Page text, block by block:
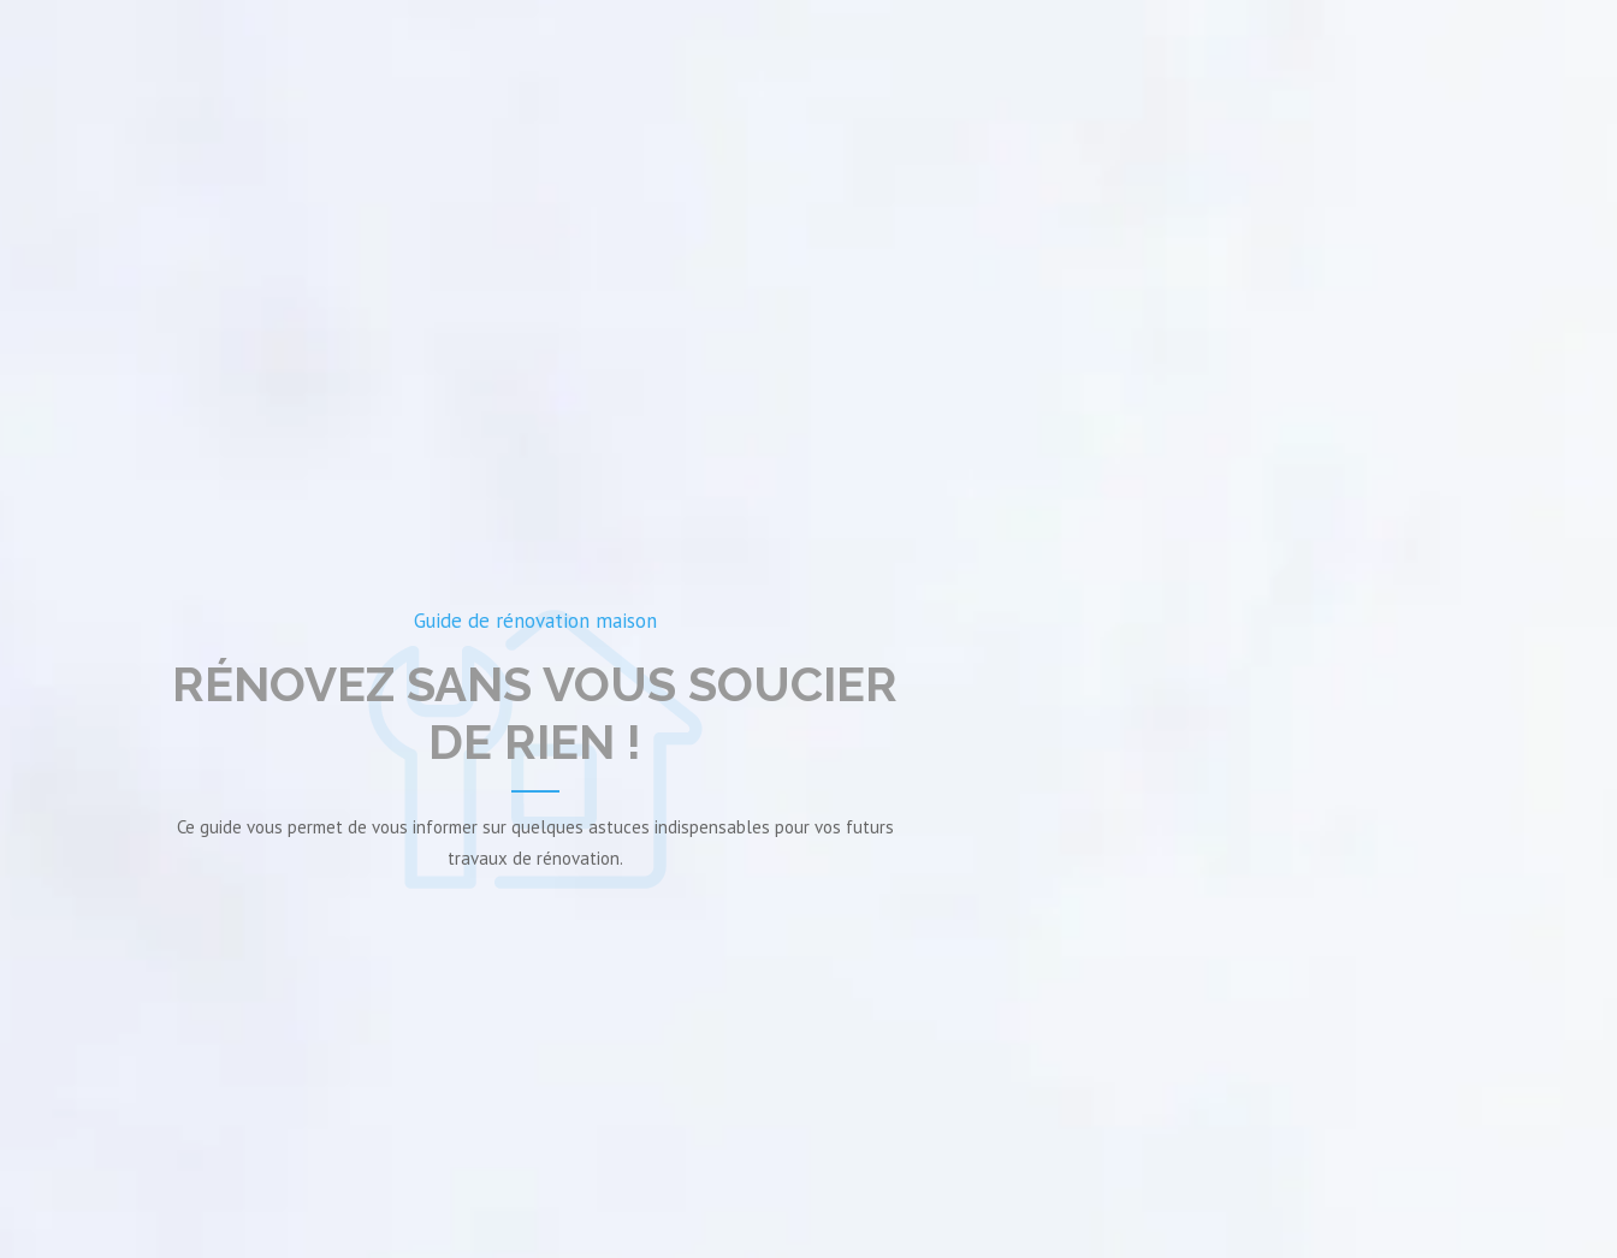
Guide de rénovation maison
RÉNOVEZ SANS VOUS SOUCIER
DE RIEN !
Ce guide vous permet de vous informer sur quelques astuces indispensables pour vos futurs
travaux de rénovation.